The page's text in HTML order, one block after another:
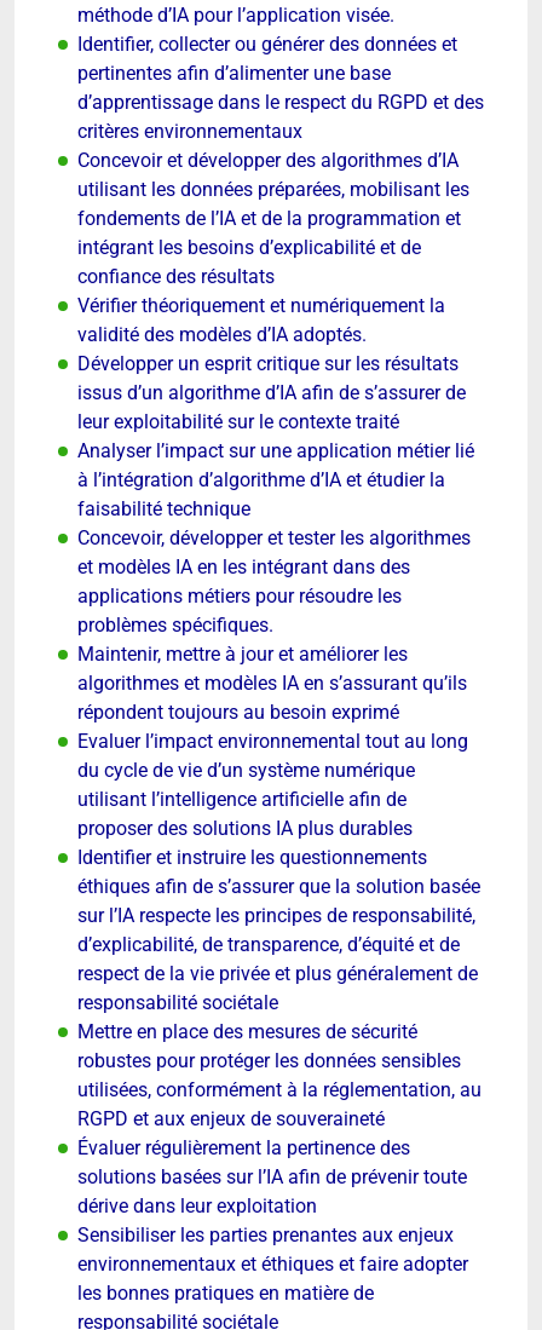
méthode d’IA pour l’application visée.
Identifier, collecter ou générer des données et
pertinentes afin d’alimenter une base
d’apprentissage dans le respect du RGPD et des
critères environnementaux
Concevoir et développer des algorithmes d’IA
utilisant les données préparées, mobilisant les
fondements de l’IA et de la programmation et
intégrant les besoins d’explicabilité et de
confiance des résultats
Vérifier théoriquement et numériquement la
validité des modèles d’IA adoptés.
Développer un esprit critique sur les résultats
issus d’un algorithme d’IA afin de s’assurer de
leur exploitabilité sur le contexte traité
Analyser l’impact sur une application métier lié
à l’intégration d’algorithme d’IA et étudier la
faisabilité technique
Concevoir, développer et tester les algorithmes
et modèles IA en les intégrant dans des
applications métiers pour résoudre les
problèmes spécifiques.
Maintenir, mettre à jour et améliorer les
algorithmes et modèles IA en s’assurant qu’ils
répondent toujours au besoin exprimé
Evaluer l’impact environnemental tout au long
du cycle de vie d’un système numérique
utilisant l’intelligence artificielle afin de
proposer des solutions IA plus durables
Identifier et instruire les questionnements
éthiques afin de s’assurer que la solution basée
sur l’IA respecte les principes de responsabilité,
d’explicabilité, de transparence, d’équité et de
respect de la vie privée et plus généralement de
responsabilité sociétale
Mettre en place des mesures de sécurité
robustes pour protéger les données sensibles
utilisées, conformément à la réglementation, au
RGPD et aux enjeux de souveraineté
Évaluer régulièrement la pertinence des
solutions basées sur l’IA afin de prévenir toute
dérive dans leur exploitation
Sensibiliser les parties prenantes aux enjeux
environnementaux et éthiques et faire adopter
les bonnes pratiques en matière de
responsabilité sociétale